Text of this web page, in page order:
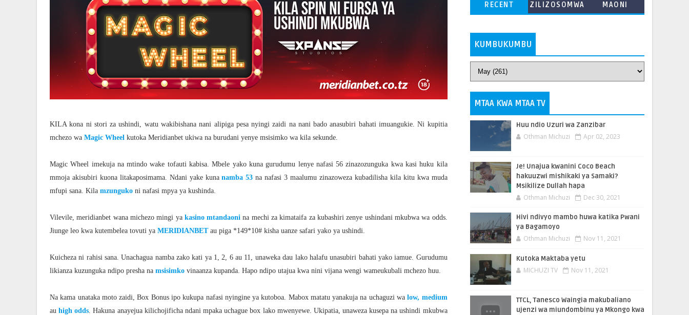
KILA kona ni stori za ushindi, watu wakibishana nani alipiga pesa nyingi zaidi na nani bado anasubiri bahati imuangukie. Ni kupitia
mchezo wa Magic Wheel kutoka Meridianbet ukiwa na burudani yenye msisimko wa kila sekunde.
Magic Wheel imekuja na mtindo wake tofauti kabisa. Mbele yako kuna gurudumu lenye nafasi 56 zinazozunguka kwa kasi huku kila
mmoja akisubiri kuona litakaposimama. Ndani yake kunanamba 53 na nafasi 3 maalumu zinazoweza kubadilisha kila kitu kwa muda
mfupi sana. Kila mzunguko ni nafasi mpya ya kushinda.
Vilevile, meridianbet wana michezo mingi ya kasino mtandaoni na mechi za kimataifa za kubashiri zenye ushindani mkubwa wa odds.
Jiunge leo kwa kutembelea tovuti ya MERIDIANBETau piga *149*10# kisha uanze safari yako ya ushindi.
Kuicheza ni rahisi sana. Unachagua namba zako kati ya 1, 2, 6 au 11, unaweka dau lako halafu unasubiri bahati yako iamue. Gurudumu
likianza kuzunguka ndipo presha na msisimko vinaanza kupanda. Hapo ndipo utajua kwa nini vijana wengi wameukubali mchezo huu.
Na kama unataka moto zaidi, Box Bonus ipo kukupa nafasi nyingine ya kutoboa. Mabox matatu yanakuja na uchaguzi walow, medium
auhigh odds . Hakuna anayejua kilichojificha ndani mpaka uchague box lako mwenyewe. Ukipatia, unaweza kusepa na ushindi mkubwa
RECENT
ZILIZOSOMWA
MAONI
KUMBUKUMBU
MTAA KWA MTAA TV
Huu ndio Uzuri wa Zanzibar
Othman Michuzi Apr 02, 2023
Je! Unajua kwanini Coco Beach
hakuuzwi mishikaki ya Samaki?
Msikilize Dullah hapa
Othman Michuzi Dec 30, 2021
Hivi ndivyo mambo huwa katika Pwani
ya Bagamoyo
Othman Michuzi Nov 11, 2021
Kutoka Maktaba yetu
MICHUZI TV Nov 11, 2021
TTCL, Tanesco Waingia makubaliano
ujenzi wa miundombinu ya Mkongo kwa